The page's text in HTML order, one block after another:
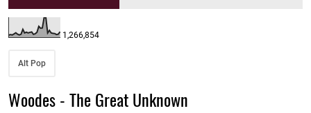
1,266,854
Alt Pop
Woodes - The Great Unknown